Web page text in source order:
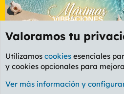
Foro General
Cookies
PL OLDSTYLE
Valoramos tu
Utilizamos cookies esenciales
y cookies opcionales para
Ver más información y